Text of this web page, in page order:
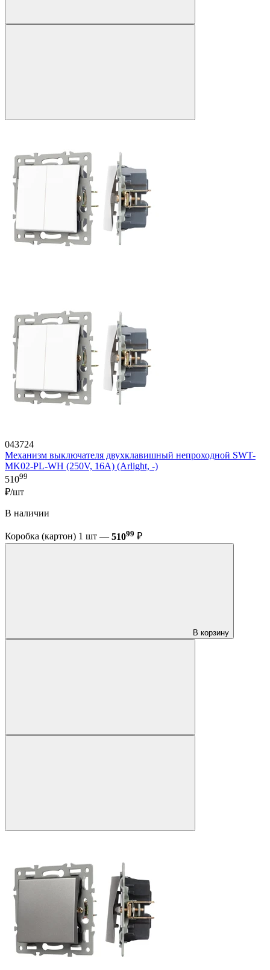
043724
Механизм выключателя двухклавишный непроходной SWT-
MK02-PL-WH (250V, 16A) (Arlight, -)
51099
₽/шт
В наличии
Коробка (картон) 1 шт — 51099 ₽
В корзину